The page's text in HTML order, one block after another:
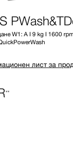
W1: A I 9 kg I 1600
лист за
**